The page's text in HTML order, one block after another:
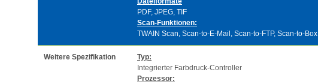
PDF, JPEG, TIF
Scan-Funktionen:
TWAIN Scan, Scan-to-E-Mail, Scan-to-FTP, Scan-to-
Weitere Spezifikation
Typ:
Integrierter Farbdruck-Controller
Prozessor: